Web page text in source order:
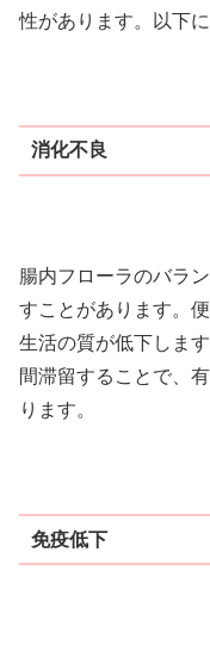
性があります。以下
消化不良
腸内フローラのバラ
すことがあります。
生活の質が低下しま
間滞留することで、
ります。
免疫低下